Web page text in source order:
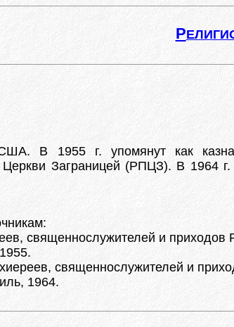
Р
В 1955 г. упомянут как
Заграницей (РПЦЗ). В 1964 г.
священнослужителей и
священнослужителей и
1964.